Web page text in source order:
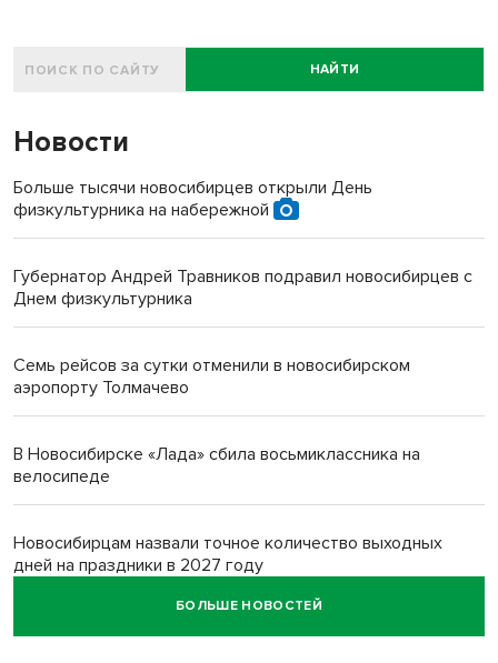
НАЙТИ
Новости
Больше тысячи новосибирцев открыли День
физкультурника на набережной
Губернатор Андрей Травников подравил новосибирцев с
Днем физкультурника
Семь рейсов за сутки отменили в новосибирском
аэропорту Толмачево
В Новосибирске «Лада» сбила восьмиклассника на
велосипеде
Новосибирцам назвали точное количество выходных
дней на праздники в 2027 году
БОЛЬШЕ НОВОСТЕЙ